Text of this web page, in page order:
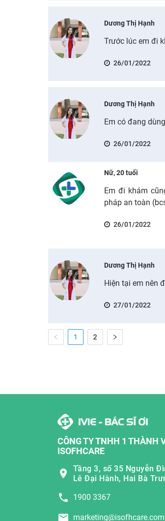
Dương Thị Hạnh
Trước lúc em đi
26/01/2022
Dương Thị Hạnh
Em có đang
26/01/2022
Nữ, 20 tuổi
Em đi khám
pháp an toàn
26/01/2022
Dương Thị Hạnh
Hiện tại em nên
27/01/2022
1 2
CÔNG TY TNHH 1 THÀNH
ISOFHCARE
Tầng 3, số 35 Nguyễn
Lê Đại Hành, Hai Bà
1900 3367
marketing@isofhcare.com